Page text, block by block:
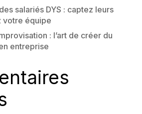
salariés DYS : captez leurs
votre équipe
: l’art de créer du
entreprise